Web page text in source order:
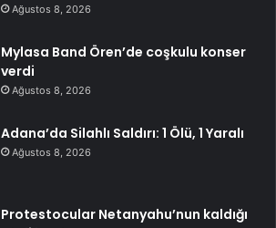
Ağustos 8, 2026
Mylasa Band Ören’de coşkulu konser
verdi
Ağustos 8, 2026
Adana’da Silahlı Saldırı: 1 Ölü, 1 Yaralı
Ağustos 8, 2026
Protestocular Netanyahu’nun kaldığı